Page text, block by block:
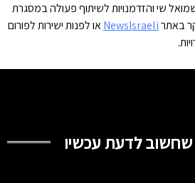
שי והזדמנויות לשיתוף פעולה במסגרת
באתרNewsIsraeliאו לפנות ישירות לפורום
שחשוב לדעת עכשיו